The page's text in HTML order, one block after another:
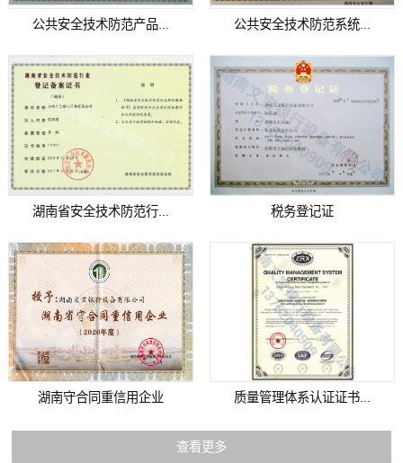
公共安全技术防范产品... 公共安全技术防范系统...
湖南省安全技术防范行... 税务登记证
湖南守合同重信用企业 质量管理体系认证证书...
查看更多